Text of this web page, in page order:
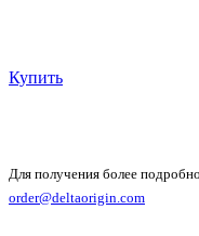
Купить
Для получения более
order@deltaorigin.com